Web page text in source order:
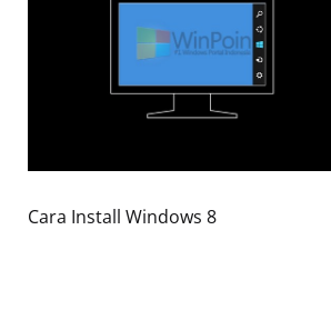
Cara Install Windows 8